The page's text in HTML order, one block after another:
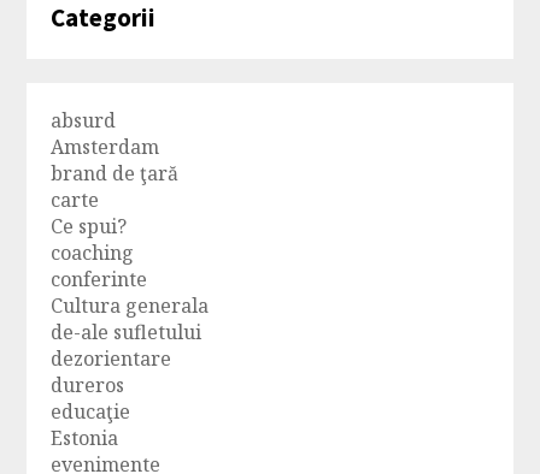
Categorii
absurd
Amsterdam
brand de ţară
carte
Ce spui?
coaching
conferinte
Cultura generala
de-ale sufletului
dezorientare
dureros
educaţie
Estonia
evenimente